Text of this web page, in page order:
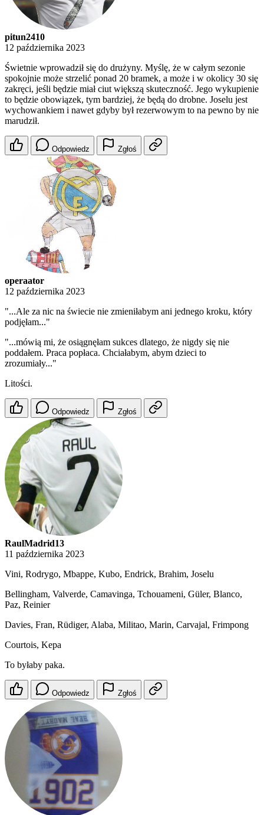
pitun2410
12 października 2023
Świetnie wprowadził się do drużyny. Myślę, że w całym sezonie
spokojnie może strzelić ponad 20 bramek, a może i w okolicy 30 się
zakręci, jeśli będzie miał ciut większą skuteczność. Jego wykupienie
to będzie obowiązek, tym bardziej, że będą do drobne. Joselu jest
wychowankiem i nawet gdyby był rezerwowym to na pewno by nie
marudził.
Odpowiedz Zgłoś
operaator
12 października 2023
"...Ale za nic na świecie nie zmieniłabym ani jednego kroku, który
podjęłam..."
"...mówią mi, że osiągnęłam sukces dlatego, że nigdy się nie
poddałem. Praca popłaca. Chciałabym, abym dzieci to
zrozumiały..."
Litości.
Odpowiedz Zgłoś
RaulMadrid13
11 października 2023
Vini, Rodrygo, Mbappe, Kubo, Endrick, Brahim, Joselu
Bellingham, Valverde, Camavinga, Tchouameni, Güler, Blanco,
Paz, Reinier
Davies, Fran, Rüdiger, Alaba, Militao, Marin, Carvajal, Frimpong
Courtois, Kepa
To byłaby paka.
Odpowiedz Zgłoś